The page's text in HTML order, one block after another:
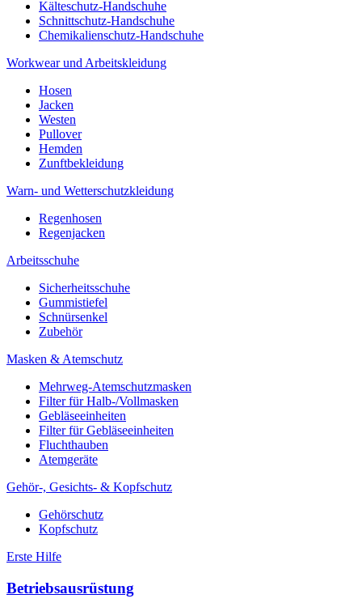
Kälteschutz-Handschuhe
Schnittschutz-Handschuhe
Chemikalienschutz-Handschuhe
Workwear und Arbeitskleidung
Hosen
Jacken
Westen
Pullover
Hemden
Zunftbekleidung
Warn- und Wetterschutzkleidung
Regenhosen
Regenjacken
Arbeitsschuhe
Sicherheitsschuhe
Gummistiefel
Schnürsenkel
Zubehör
Masken & Atemschutz
Mehrweg-Atemschutzmasken
Filter für Halb-/Vollmasken
Gebläseeinheiten
Filter für Gebläseeinheiten
Fluchthauben
Atemgeräte
Gehör-, Gesichts- & Kopfschutz
Gehörschutz
Kopfschutz
Erste Hilfe
Betriebsausrüstung